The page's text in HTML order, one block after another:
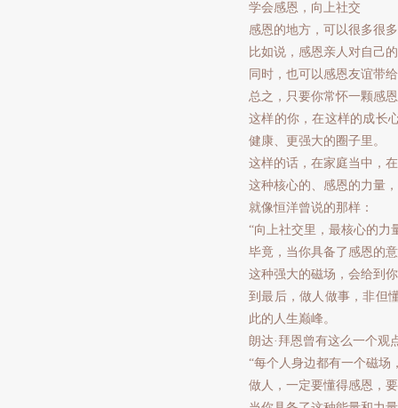
学会感恩，向上社交
感恩的地方，可以很多很
比如说，感恩亲人对自己
同时，也可以感恩友谊带
总之，只要你常怀一颗感
这样的你，在这样的成长
健康、更强大的圈子里。
这样的话，在家庭当中，
这种核心的、感恩的力量
就像恒洋曾说的那样：
“向上社交里，最核心的力
毕竟，当你具备了感恩的
这种强大的磁场，会给到
到最后，做人做事，非但
此的人生巅峰。
朗达·拜恩曾有这么一个观
“每个人身边都有一个磁场
做人，一定要懂得感恩，